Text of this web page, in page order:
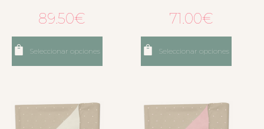
89.50€
Seleccionar opciones
71.00€
Seleccionar opciones